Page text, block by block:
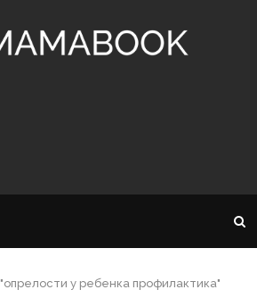
"опрелости у ребенка профилактика"